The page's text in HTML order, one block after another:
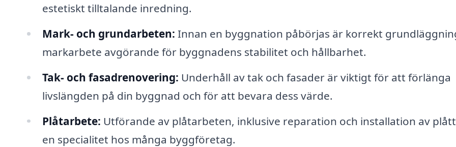
estetiskt tilltalande inredning.
Mark- och grundarbeten: Innan en byggnation påbörjas är korrekt
markarbete avgörande för byggnadens stabilitet och hållbarhet.
Tak- och fasadrenovering: Underhåll av tak och fasader är viktigt för att förlänga
livslängden på din byggnad och för att bevara dess värde.
Plåtarbete: Utförande av plåtarbeten, inklusive reparation och installation av
en specialitet hos många byggföretag.